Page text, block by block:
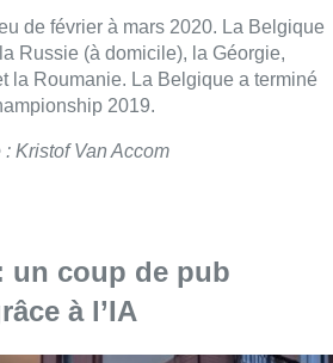
de février à mars 2020. La Belgique
Russie (à domicile), la Géorgie,
la Roumanie. La Belgique a terminé
2019.
Kristof Van Accom
un coup de pub
à l’IA